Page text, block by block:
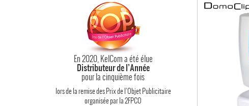
En 2020, KelCom a été élue
Distributeur de l’Année
pour la cinquième fois
lors de la remise des Prix de l’Objet Publicitaire
organisée par la 2FPCO